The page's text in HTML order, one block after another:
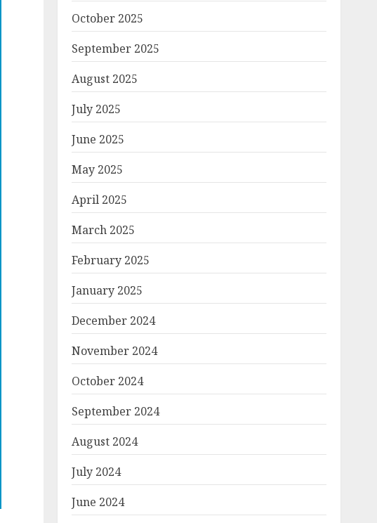
October 2025
September 2025
August 2025
July 2025
June 2025
May 2025
April 2025
March 2025
February 2025
January 2025
December 2024
November 2024
October 2024
September 2024
August 2024
July 2024
June 2024